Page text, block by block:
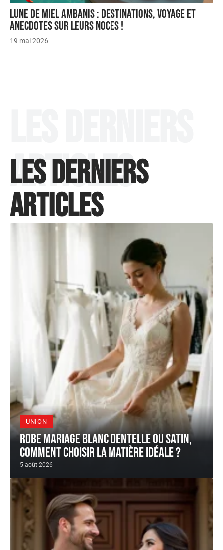
Lune de miel Ambanis : Destinations, voyage et
anecdotes sur leurs noces !
19 mai 2026
articles
Les derniers
articles
UNION
Robe Mariage blanc dentelle ou satin,
comment choisir la matière idéale ?
5 août 2026